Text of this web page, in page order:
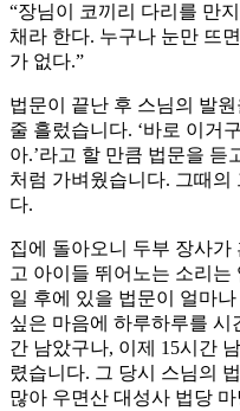
“장님이 코끼리 다리를 만
채라 한다. 누구나 눈만 뜨
가 없다.”
법문이 끝난 후 스님의 발
줄 흘렀습니다. ‘바로 이거
아.’라고 할 만큼 법문을 듣
처럼 가벼웠습니다. 그때의
다.
집에 돌아오니 두부 장사가
고 아이들 뛰어노는 소리
일 후에 있을 법문이 얼마
싶은 마음에 하루하루를 시
간 남았구나, 이제 15시간
렸습니다. 그 당시 스님의
많아 우면산 대성사 법당